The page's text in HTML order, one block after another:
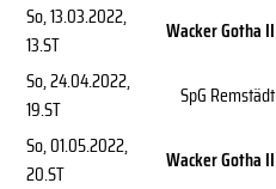
So, 13.03.2022,
13.ST
Wacker Gotha II
So, 24.04.2022,
19.ST
SpG Remstädt
So, 01.05.2022,
20.ST
Wacker Gotha II